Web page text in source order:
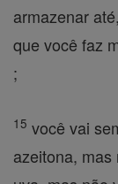
armazenar
que você faz
;
15 você vai
azeitona,